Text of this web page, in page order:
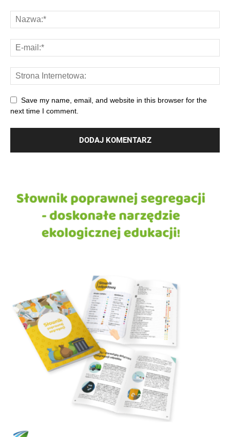
Save my name, email, and website in this browser for the
next time I comment.